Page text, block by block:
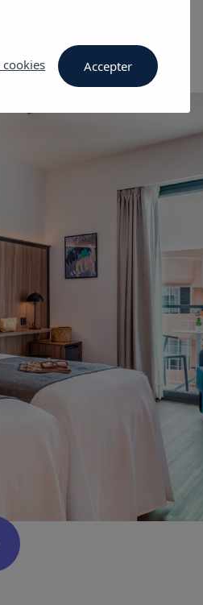
cookies Accepter